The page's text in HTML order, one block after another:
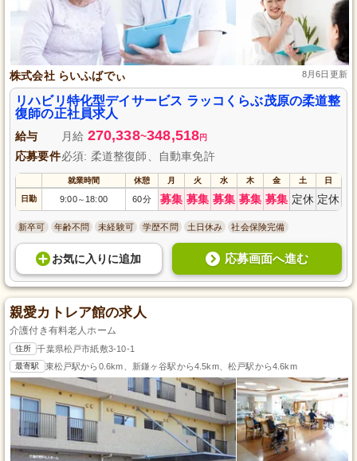
株式会社 らいふばでぃ 8月6日更新
リハビリ特化型デイサービス ラッコくらぶ茂原の柔道整
復師の正社員求人
給与 月給 270,338~348,518円
応募要件必須: 柔道整復師、自動車免許
就業時間 休憩 月 火 水 木 金 土 日
日勤 9:00～ 18:00 60分 募集 募集 募集 募集 募集 定休 定休
新卒可 年齢不問 未経験可 学歴不問 土日休み 社会保険完備
お気に入り に追加 応募画面へ進む
親愛カトレア館の求人
介護付き有料老人ホーム
住所 千葉県松戸市紙敷3-10-1
最寄駅 東松戸駅から0.6km、新鎌ヶ谷駅から4.5km、松戸駅から4.6km